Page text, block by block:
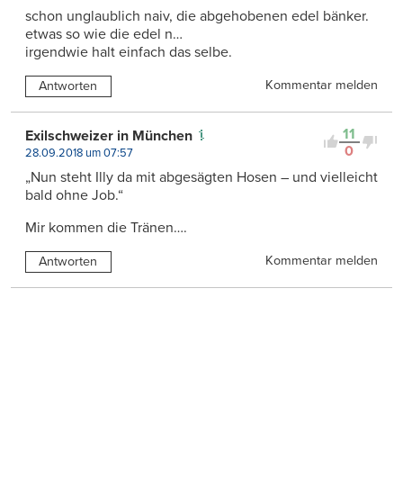
schon unglaublich naiv, die abgehobenen edel bänker.
etwas so wie die edel n…
irgendwie halt einfach das selbe.
Antworten Kommentar melden
11
0
Exilschweizer in München
28.09.2018 um 07:57
„Nun steht Illy da mit abgesägten Hosen – und vielleicht
bald ohne Job.“
Mir kommen die Tränen….
Antworten Kommentar melden